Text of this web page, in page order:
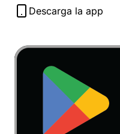
Descarga la app